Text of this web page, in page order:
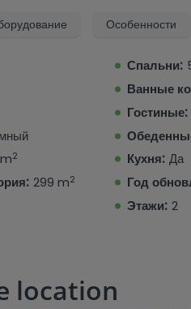
место для
уличный бар и зону
в 5 минутах езды от Гольф-
рестораны, бары и
подходит как для
для просмотра уже
Особенности
Спальни:
Ванные
Гостиные:
2 Кухня: Да
299 m2 Год
Этажи: 2
location